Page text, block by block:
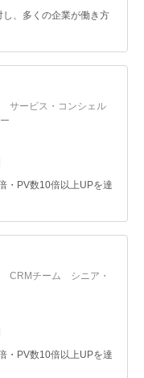
、多くの企業が働き方
サービス・コンシェル
・PV数10倍以上UPを達
CRMチーム シニア・
・PV数10倍以上UPを達